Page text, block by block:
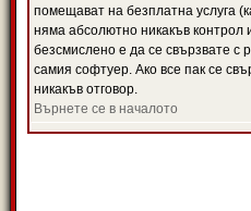
помещават на безплатна услуга
няма абсолютно никакъв контрол
безсмислено е да се свързвате с
самия софтуер. Ако все пак се
никакъв отговор.
Върнете се в началото